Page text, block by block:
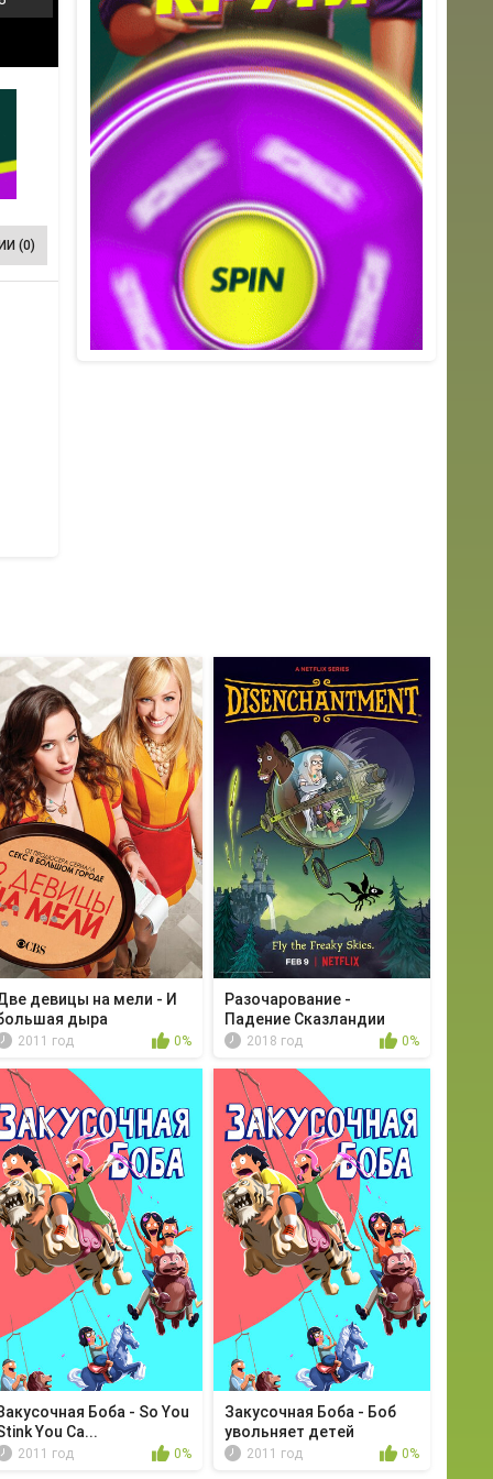
(0)
девицы на мели - И
дыра
2011 год 0%
Разочарование -
Падение Сказландии
2018 год 0%
Боба - So You
You Ca...
2011 год 0%
Закусочная Боба - Боб
увольняет детей
2011 год 0%